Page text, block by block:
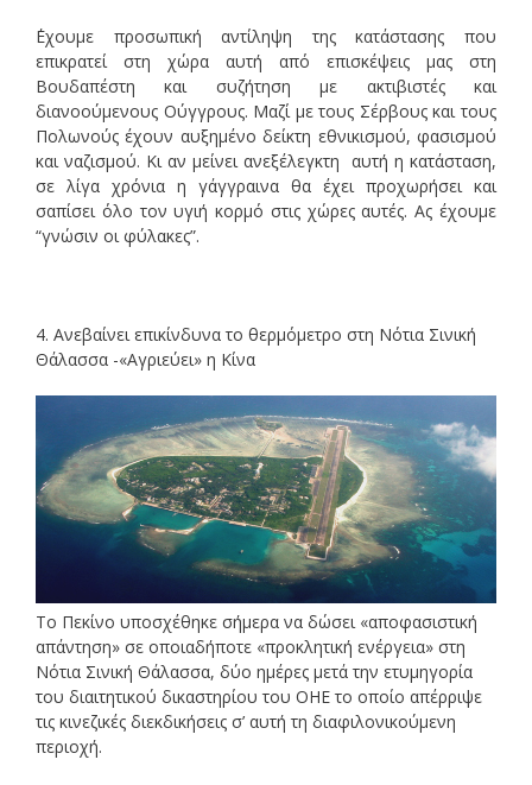
΄Εχουμε προσωπική αντίληψη της κατάστασης που
επικρατεί στη χώρα αυτή από επισκέψεις μας στη
Βουδαπέστη και συζήτηση με ακτιβιστές και
διανοούμενους Ούγγρους. Μαζί με τους Σέρβους και τους
Πολωνούς έχουν αυξημένο δείκτη εθνικισμού, φασισμού
και ναζισμού. Κι αν μείνει ανεξέλεγκτη αυτή η κατάσταση,
σε λίγα χρόνια η γάγγραινα θα έχει προχωρήσει και
σαπίσει όλο τον υγιή κορμό στις χώρες αυτές. Ας έχουμε
“γνώσιν οι φύλακες”.
4. Ανεβαίνει επικίνδυνα το θερμόμετρο στη Νότια Σινική
Θάλασσα -«Αγριεύει» η Κίνα
Το Πεκίνο υποσχέθηκε σήμερα να δώσει «αποφασιστική
απάντηση» σε οποιαδήποτε «προκλητική ενέργεια» στη
Νότια Σινική Θάλασσα, δύο ημέρες μετά την ετυμηγορία
του διαιτητικού δικαστηρίου του ΟΗΕ το οποίο απέρριψε
τις κινεζικές διεκδικήσεις σ’ αυτή τη διαφιλονικούμενη
περιοχή.